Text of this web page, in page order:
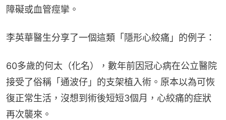
障礙或血管痙攣。
李英華醫生分享了一個這類「隱形心絞痛」的例子：
60多歲的何太（化名），數年前因冠心病在公立醫院
接受了俗稱「通波仔」的支架植入術。原本以為可恢
復正常生活，沒想到術後短短3個月，心絞痛的症狀
再次襲來。